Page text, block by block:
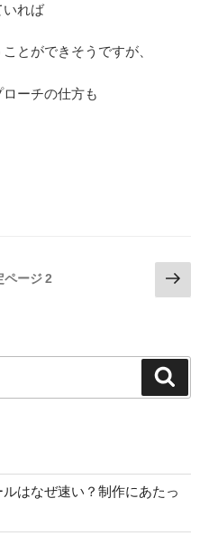
いれば
とができそうですが、
ーチの仕方も
ページ2
次
の
ジ
はなぜ速い？制作にあたっ